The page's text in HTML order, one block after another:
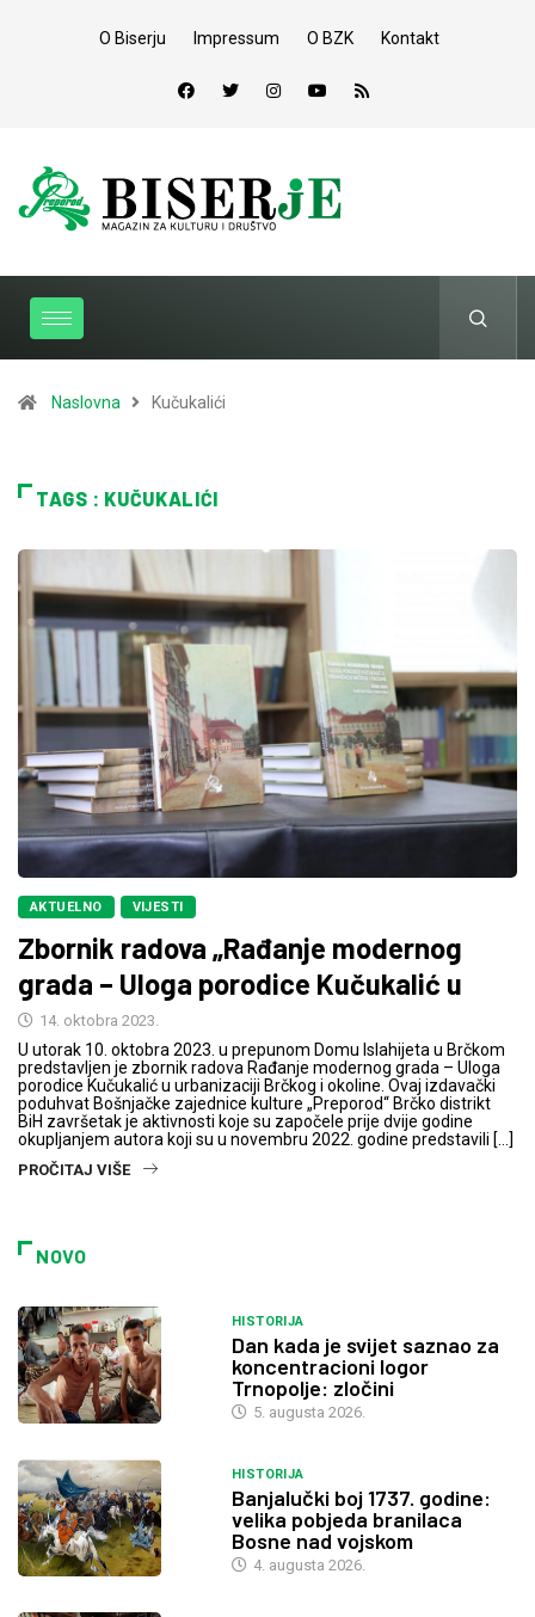
O Biserju Impressum O BZK Kontakt
Naslovna Kučukalići
TAGS : KUČUKALIĆI
AKTUELNO VIJESTI
Zbornik radova „Rađanje modernog
grada – Uloga porodice Kučukalić u
14. oktobra 2023.
U utorak 10. oktobra 2023. u prepunom Domu Islahijeta u Brčkom
predstavljen je zbornik radova Rađanje modernog grada – Uloga
porodice Kučukalić u urbanizaciji Brčkog i okoline. Ovaj izdavački
poduhvat Bošnjačke zajednice kulture „Preporod“ Brčko distrikt
BiH završetak je aktivnosti koje su započele prije dvije godine
okupljanjem autora koji su u novembru 2022. godine predstavili […]
PROČITAJ VIŠE
NOVO
HISTORIJA
Dan kada je svijet saznao za
koncentracioni logor
Trnopolje: zločini
5. augusta 2026.
HISTORIJA
Banjalučki boj 1737. godine:
velika pobjeda branilaca
Bosne nad vojskom
4. augusta 2026.